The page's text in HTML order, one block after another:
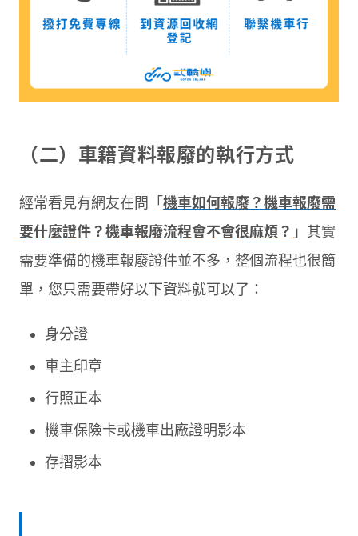
（二）車籍資料報廢的執行方式
經常看見有網友在問「 機車如何報廢？機車報廢需
要什麼證件？機車報廢流程會不會很麻煩？ 」其實
需要準備的機車報廢證件並不多，整個流程也很簡
單，您只需要帶好以下資料就可以了：
身分證
車主印章
行照正本
機車保險卡或機車出廠證明影本
存摺影本